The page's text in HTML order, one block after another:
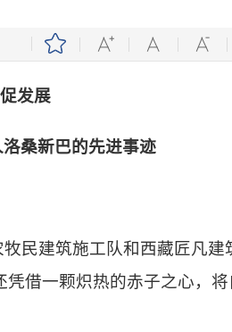
发展
桑新巴的先进事迹
民建筑施工队和西藏匠凡建
借一颗炽热的赤子之心，将